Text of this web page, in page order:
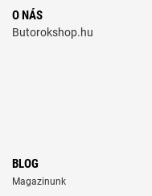
O NÁS
Butorokshop.hu
BLOG
Magazinunk